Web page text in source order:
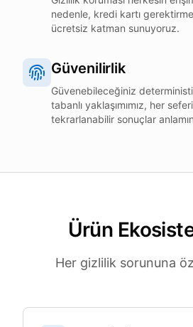
nedenle, kredi kartı
ücretsiz katman sunuyoruz.
Güvenilirlik
Güvenebileceğiniz
tabanlı yaklaşımımız, her
tekrarlanabilir sonuçlar
Ürün
Her gizlilik sorununa